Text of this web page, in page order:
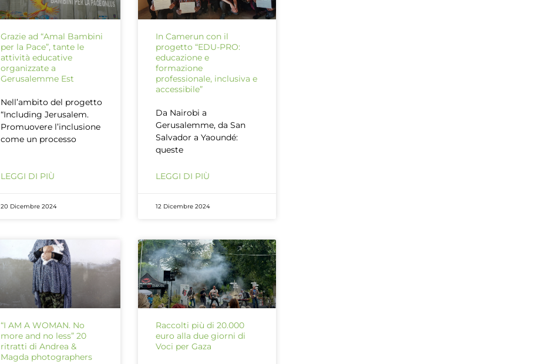
Grazie ad “Amal Bambini
per la Pace”, tante le
attività educative
organizzate a
Gerusalemme Est
Nell’ambito del progetto
“Including Jerusalem.
Promuovere l’inclusione
come un processo
LEGGI DI PIÙ
20 Dicembre 2024
In Camerun con il
progetto “EDU-PRO:
educazione e
formazione
professionale, inclusiva e
accessibile”
Da Nairobi a
Gerusalemme, da San
Salvador a Yaoundé:
queste
LEGGI DI PIÙ
12 Dicembre 2024
“I AM A WOMAN. No
more and no less” 20
ritratti di Andrea &
Magda photographers
Raccolti più di 20.000
euro alla due giorni di
Voci per Gaza